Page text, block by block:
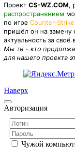
Проект CS-WZ.COM,
распространением
по игре Counter-Strike
пришёл он на замену
актуальность за своё
Мы те - кто
для нашего проекта
Наверх
Авторизация
Чужой